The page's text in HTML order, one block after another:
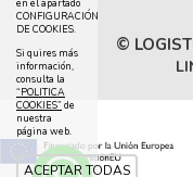
©
en el apartado
CONFIGURACIÓN
DE COOKIES.
Si quires más
información,
consulta la
“POLITICA
COOKIES” de
nuestra
página web.
ACEPTAR TODAS